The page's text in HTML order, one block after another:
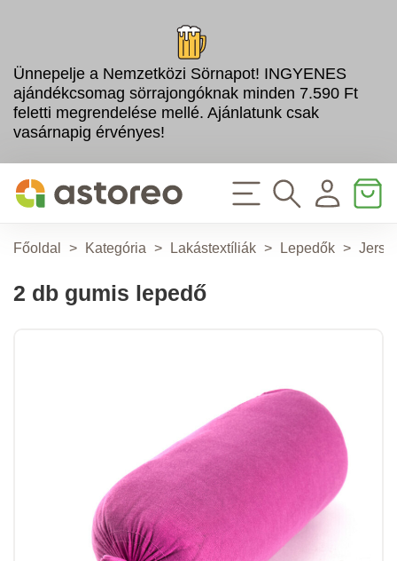
Ünnepelje a Nemzetközi Sörnapot! INGYENES
ajándékcsomag sörrajongóknak minden 7.590 Ft
feletti megrendelése mellé. Ajánlatunk csak
vasárnapig érvényes!
Főoldal > Kategória > Lakástextíliák > Lepedők >
2 db gumis lepedő